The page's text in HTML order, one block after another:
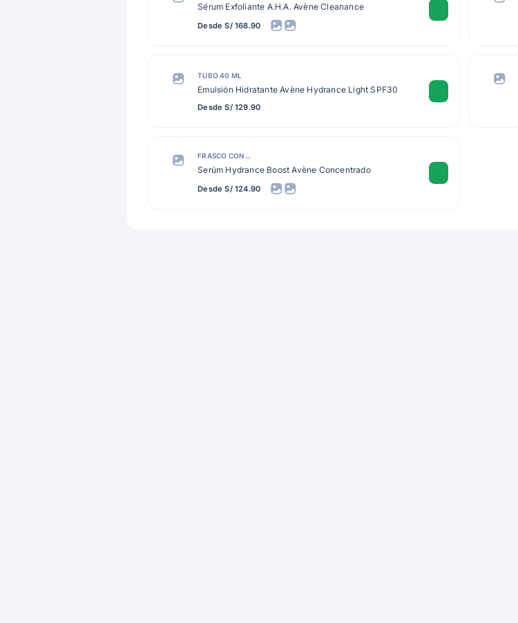
Sérum Exfoliante A.H.A. Avène Cleanance
Desde S/ 168.90
TUBO 40 ML
Emulsión Hidratante Avène Hydrance Light SPF30
Desde S/ 129.90
FRASCO CON GOTERO 30 ML
Serúm Hydrance Boost Avène Concentrado
Desde S/ 124.90